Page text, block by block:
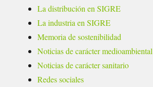
La distribución en SIGRE
La industria en SIGRE
Memoria de sostenibilidad
Noticias de carácter medioambiental
Noticias de carácter sanitario
Redes sociales